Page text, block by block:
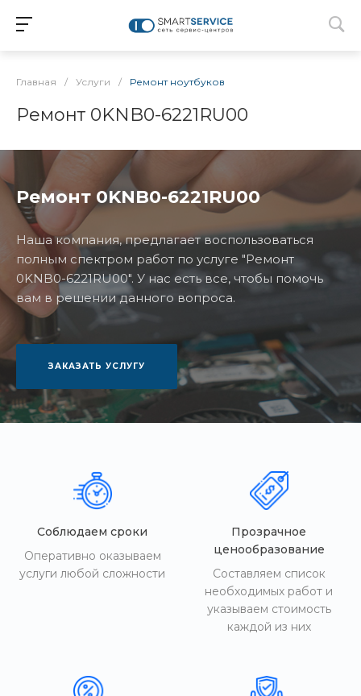
Главная / Услуги / Ремонт ноутбуков
Ремонт 0KNB0-6221RU00
Ремонт 0KNB0-6221RU00
Наша компания, предлагает воспользоваться
полным спектром работ по услуге "Ремонт
0KNB0-6221RU00". У нас есть все, чтобы помочь
вам в решении данного вопроса.
ЗАКАЗАТЬ УСЛУГУ
Соблюдаем сроки
Оперативно оказываем
услуги любой сложности
Прозрачное
ценообразование
Составляем список
необходимых работ и
указываем стоимость
каждой из них